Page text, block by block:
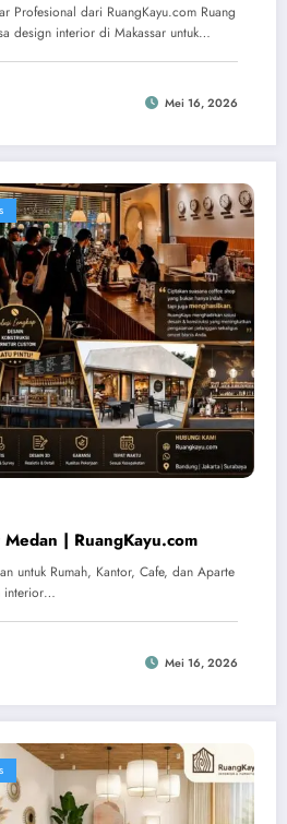
Profesional dari RuangKayu.com Ruang
design interior di Makassar untuk…
Mei 16, 2026
| RuangKayu.com
untuk Rumah, Kantor, Cafe, dan Aparte
interior…
Mei 16, 2026